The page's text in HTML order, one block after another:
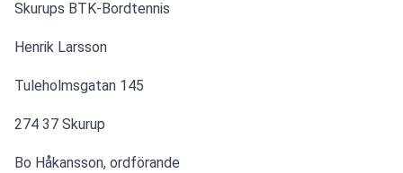
Skurups BTK-Bordtennis
Henrik Larsson
Tuleholmsgatan 145
274 37 Skurup
Bo Håkansson, ordförande